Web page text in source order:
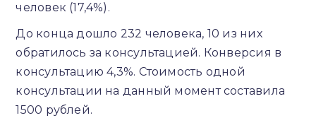
человек (17,4%).
До конца дошло 232 человека, 10 из них
обратилось за консультацией. Конверсия в
консультацию 4,3%. Стоимость одной
консультации на данный момент составила
1500 рублей.